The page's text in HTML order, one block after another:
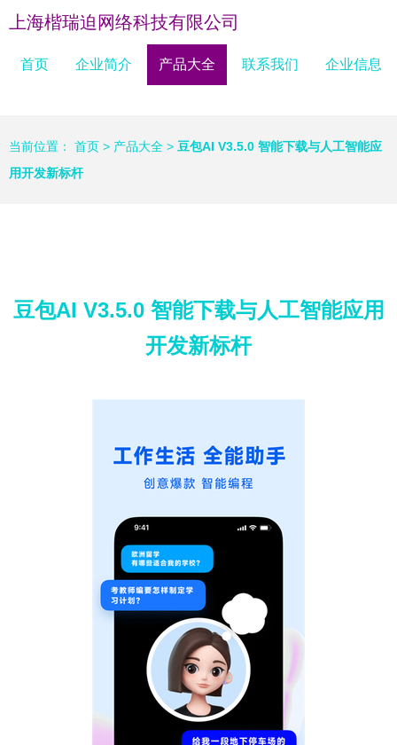
上海楷瑞迫网络科技有限公司
首页 企业简介 产品大全 联系我们 企业信息
当前位置： 首页 > 产品大全 > 豆包AI V3.5.0 智能下载与人工智能应
用开发新标杆
豆包AI V3.5.0 智能下载与人工智能应用
开发新标杆